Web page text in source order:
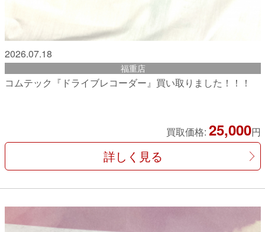
2026.07.18
福重店
コムテック『ドライブレコーダー』買い取りました！！！
買取価格: 25,000円
詳しく見る